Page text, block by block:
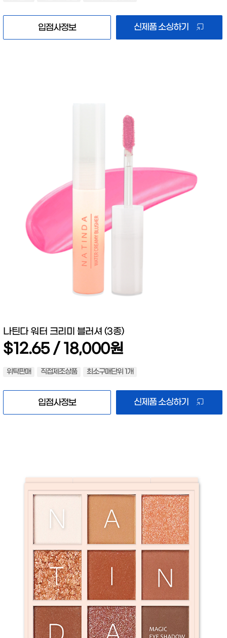
입점사정보 신제품 소싱하기
나틴다 워터 크리미 블러셔 (3종)
$12.65 / 18,000원
위탁판매 직접제조상품 최소구매단위 1개
입점사정보 신제품 소싱하기